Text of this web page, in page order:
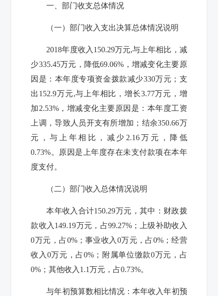
一、部门收支总体情况
（一）部门收入支出决算总体情况说明
2018年度收入 150.29万元,与上年相比，减
少335.45万元，降低69.06% ，增减变化主要原
因是：本年度专项资金拨款减少330万元；支
出 152.9万元,与上年相比，增长3.77万元，增
加2.53%，增减变化主要原因是：本年度工资
上调，导致人员开支有所增加；结余350.66万
元，与上年相比，减少 2.16万元，降低
0.73%。原因是上年度存在未支付款项在本年
度支付。
（二）部门收入总体情况说明
本年收入合计150.29万元，其中：财政拨
款收入 149.19万元，占99.27%；上级补助收入
0万元，占0%；事业收入 0万元，占0%；经营
收入 0万元，占0% ；附属单位缴款0万元，占
0% ；其他收入 1.1万元，占0.73%。
与年初预算数相比情况：本年收入年初预